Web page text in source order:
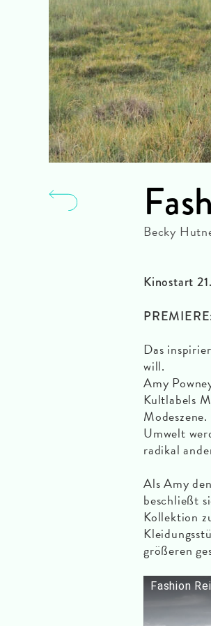
Becky
Kinostart
Das
will.
Amy
Kultlabels
Umwelt
radikal
Als Amy
beschließt
Kollektion
größeren
Fashion